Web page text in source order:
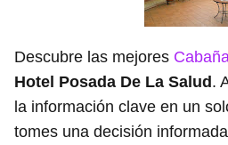
Descubre las mejores
Hotel Posada De La Salud .
la información clave en un
tomes una decisión